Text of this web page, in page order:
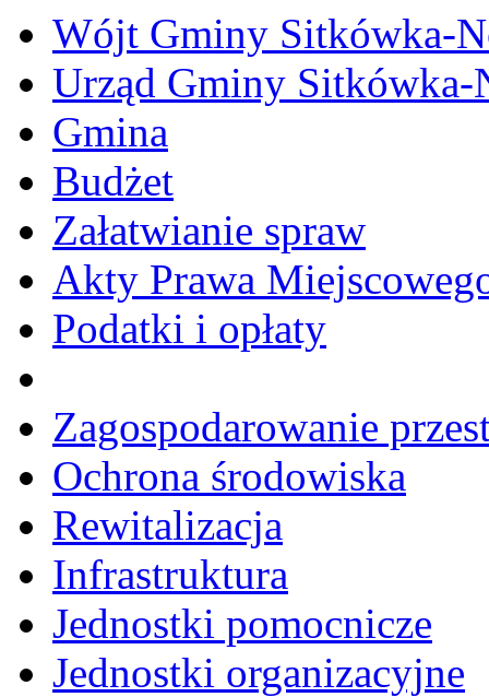
Wójt Gminy Sitkówka-
Urząd Gminy
Gmina
Budżet
Załatwianie spraw
Akty Prawa
Podatki i opłaty
Zagospodarowanie
Ochrona środowiska
Rewitalizacja
Infrastruktura
Jednostki pomocnicze
Jednostki organizacyjne